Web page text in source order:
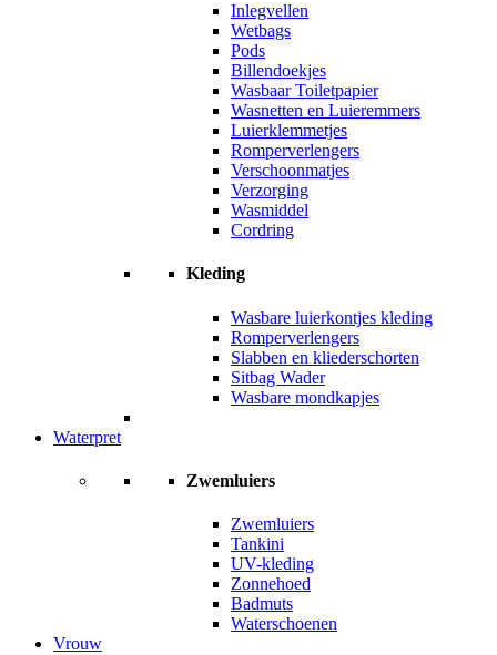
Inlegvellen
Wetbags
Pods
Billendoekjes
Wasbaar Toiletpapier
Wasnetten en Luieremmers
Luierklemmetjes
Romperverlengers
Verschoonmatjes
Verzorging
Wasmiddel
Cordring
Kleding
Wasbare luierkontjes kleding
Romperverlengers
Slabben en kliederschorten
Sitbag Wader
Wasbare mondkapjes
Waterpret
Zwemluiers
Zwemluiers
Tankini
UV-kleding
Zonnehoed
Badmuts
Waterschoenen
Vrouw